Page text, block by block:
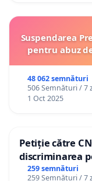
Suspendarea
pentru abuz
48 062 semnături
506 Semnături / 7
1 Oct 2025
Petiție către
discriminarea
către
259 semnături
259 Semnături / 7